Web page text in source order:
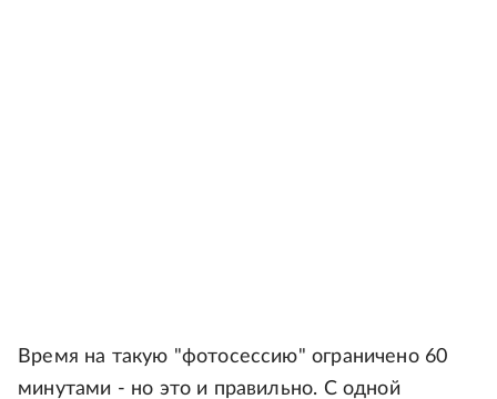
Время на такую "фотосессию" ограничено 60
минутами - но это и правильно. С одной